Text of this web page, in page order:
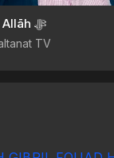
No Hope Except Allāh ﷻ
TV